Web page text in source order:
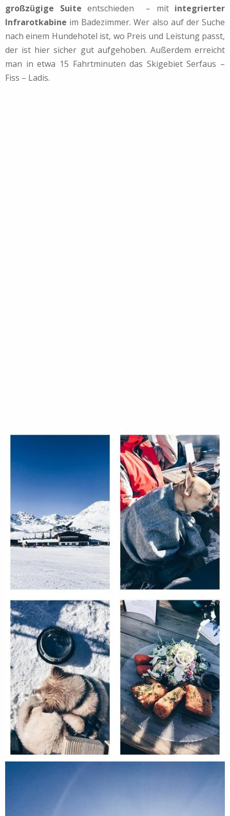
großzügige Suite entschieden – mit integrierter
Infrarotkabine im Badezimmer. Wer also auf der Suche
nach einem Hundehotel ist, wo Preis und Leistung passt,
der ist hier sicher gut aufgehoben. Außerdem erreicht
man in etwa 15 Fahrtminuten das Skigebiet Serfaus –
Fiss – Ladis.